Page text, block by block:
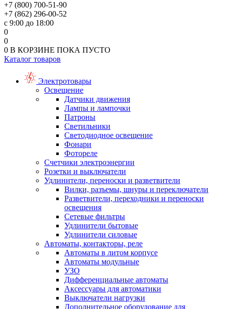
+7 (800) 700-51-90
+7 (862) 296-00-52
с 9:00 до 18:00
0
0
0 В КОРЗИНЕ ПОКА ПУСТО
Каталог товаров
Электротовары
Освещение
Датчики движения
Лампы и лампочки
Патроны
Светильники
Светодиодное освещение
Фонари
Фотореле
Счетчики электроэнергии
Розетки и выключатели
Удлинители, переноски и разветвители
Вилки, разъемы, шнуры и переключатели
Разветвители, переходники и переноски
освещения
Сетевые фильтры
Удлинители бытовые
Удлинители силовые
Автоматы, контакторы, реле
Автоматы в литом корпусе
Автоматы модульные
УЗО
Дифференциальные автоматы
Аксессуары для автоматики
Выключатели нагрузки
Дополнительное оборудование для